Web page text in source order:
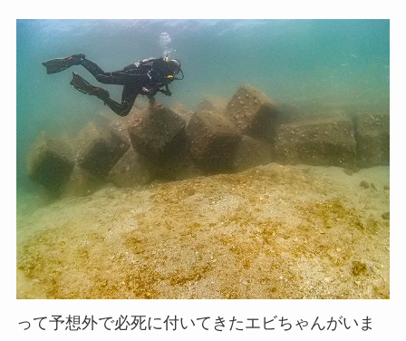
って予想外で必死に付いてきたエビちゃんがいま